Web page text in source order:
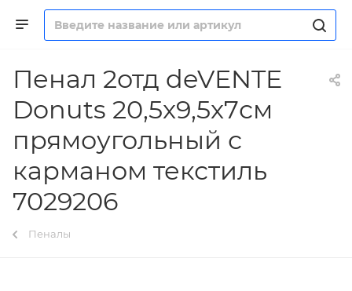
Пенал 2отд deVENTE
Donuts 20,5x9,5x7см
прямоугольный с
карманом текстиль
7029206
Пеналы